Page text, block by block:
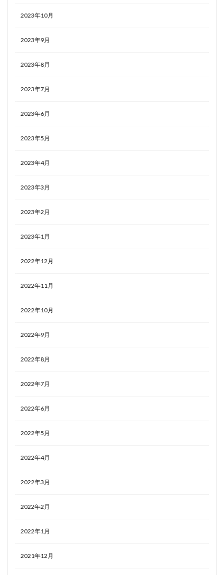
2023年10月
2023年9月
2023年8月
2023年7月
2023年6月
2023年5月
2023年4月
2023年3月
2023年2月
2023年1月
2022年12月
2022年11月
2022年10月
2022年9月
2022年8月
2022年7月
2022年6月
2022年5月
2022年4月
2022年3月
2022年2月
2022年1月
2021年12月